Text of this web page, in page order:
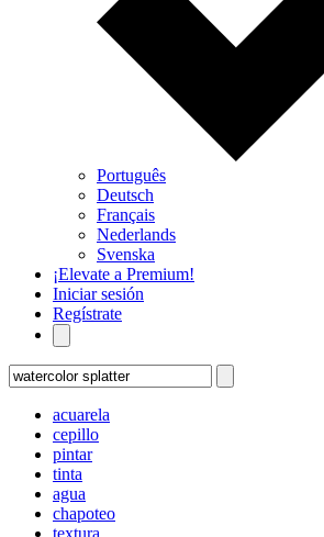
Português
Deutsch
Français
Nederlands
Svenska
¡Elevate a Premium!
Iniciar sesión
Regístrate
acuarela
cepillo
pintar
tinta
agua
chapoteo
textura